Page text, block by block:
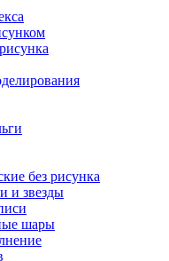
без рисунка
и звезды
шары